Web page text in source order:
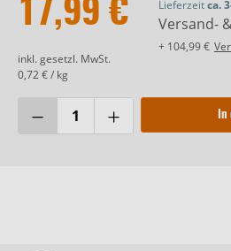
17,99 €
inkl. gesetzl. MwSt.
0,72 € / kg
Lieferzeitca.
Versand-
+ 104,99 €